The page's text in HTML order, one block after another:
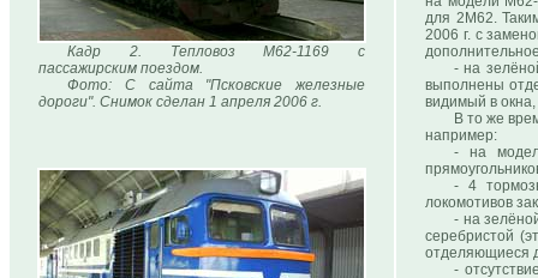
Кадр 2. Тепловоз М62-1169 с
пассажирским поездом.
Фото: С сайта "Псковские железные
дороги". Снимок сделан 1 апреля 2006 г.
для 2М62.
2006 г. с
- на
выполнены
видимый в
В то же
например:
- на
- 4
локомотивов
- на
серебристой
отделяющиеся
-